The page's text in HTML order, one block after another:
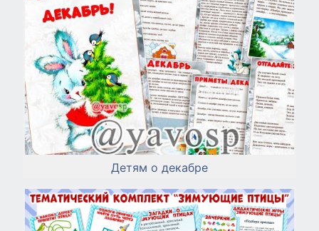
Детям о декабре